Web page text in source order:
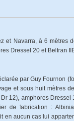
et Navarra, à 6
Dressel 20 et Beltran
par Guy Fournon
et sous huit mètres
12), amphores
de fabrication :
aucun cas lui